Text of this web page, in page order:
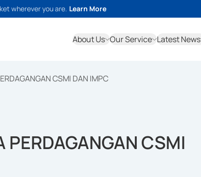
wherever you are. Learn More
About Us Our Service Latest News
CSMI DAN IMPC
PERDAGANGAN CSMI